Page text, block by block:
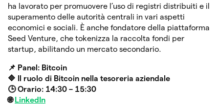
ha lavorato per promuovere l’uso di registri distribuiti e il
superamento delle autorità centrali in vari aspetti
economici e sociali. È anche fondatore della piattaforma
Seed Venture, che tokenizza la raccolta fondi per
startup, abilitando un mercato secondario.
📌 Panel: Bitcoin
🔷
Il ruolo di Bitcoin nella tesoreria aziendale
🕒 Orario: 14:30 – 15:30
🌐 LinkedIn